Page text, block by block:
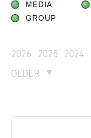
MEDIA
GROUP
2026 2025 2024
OLDER